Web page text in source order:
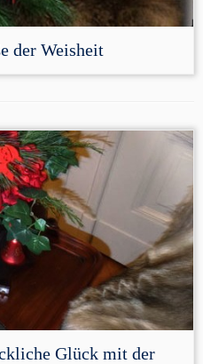
der Weisheit
Glück mit der